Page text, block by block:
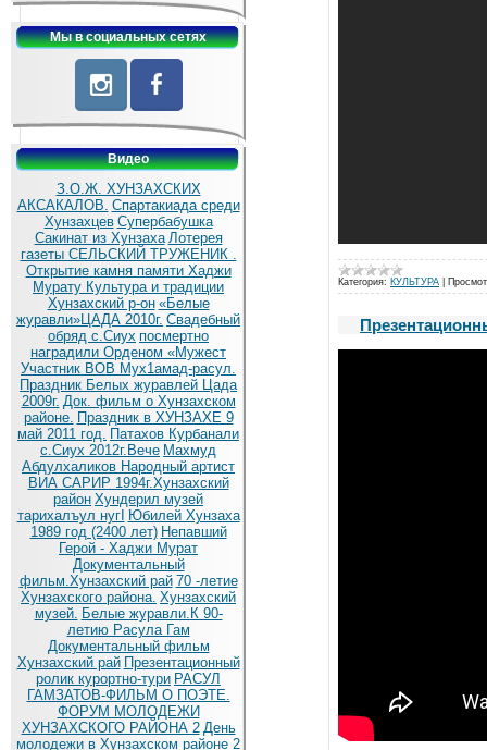
Мы в социальных сетях
Видео
З.О.Ж. ХУНЗАХСКИХ
АКСАКАЛОВ. Спартакиада среди
Хунзахцев Супербабушка
Сакинат из Хунзаха Лотерея
газеты СЕЛЬСКИЙ ТРУЖЕНИК .
Открытие камня памяти Хаджи
Мурату Культура и традиции
Хунзахский р-он «Белые
журавли»ЦАДА 2010г. Cвадебный
обряд c.Сиух посмертно
наградили Орденом «Мужест
Участник ВОВ Мух1амад-расул.
Праздник Белых журавлей Цада
2009г. Док. фильм о Хунзахском
районе. Праздник в ХУНЗАХЕ 9
май 2011 год. Патахов Курбанали
с.Сиух 2012г.Вече Махмуд
Абдулхаликов Народный артист
ВИА САРИР 1994г.Хунзахский
район Хундерил музей
тарихалъул нугI Юбилей Хунзаха
1989 год (2400 лет) Непавший
Герой - Хаджи Мурат
Документальный
фильм.Хунзахский рай 70 -летие
Хунзахского района. Хунзахский
музей. Белые журавли.К 90-
летию Расула Гам
Документальный фильм
Хунзахский рай Презентационный
ролик курортно-тури РАСУЛ
ГАМЗАТОВ-ФИЛЬМ О ПОЭТЕ.
ФОРУМ МОЛОДЕЖИ
ХУНЗАХСКОГО РАЙОНА 2 День
молодежи в Хунзахском районе 2
Категория: КУЛЬТУРА